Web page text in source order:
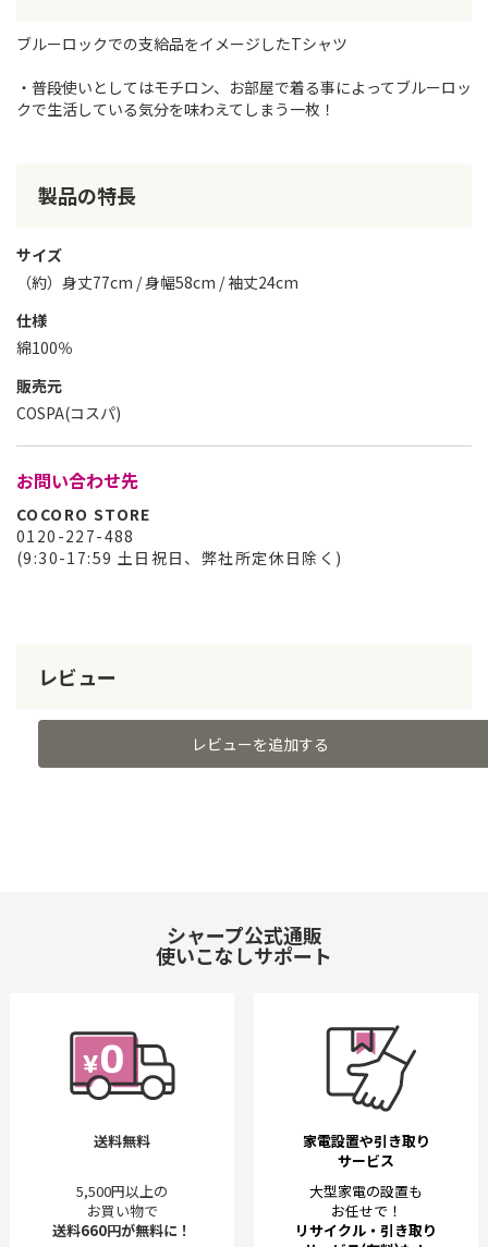
ブルーロックでの支給品をイメージしたTシャツ
・普段使いとしてはモチロン、お部屋で着る事によってブルーロッ
クで生活している気分を味わえてしまう一枚！
製品の特長
サイズ
（約）身丈77cm / 身幅58cm / 袖丈24cm
仕様
綿100％
販売元
COSPA(コスパ)
お問い合わせ先
COCORO STORE
0120-227-488
(9:30-17:59 土日祝日、弊社所定休日除く)
レビュー
レビューを追加する
シャープ公式通販
使いこなしサポート
送料無料
5,500円以上の
お買い物で
送料660円が無料に！
家電設置や引き取り
サービス
大型家電の設置も
お任せで！
リサイクル・引き取り